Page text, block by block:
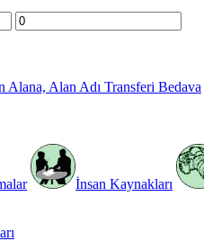
Alana, Alan Adı Transferi Bedava
İnsan Kaynakları